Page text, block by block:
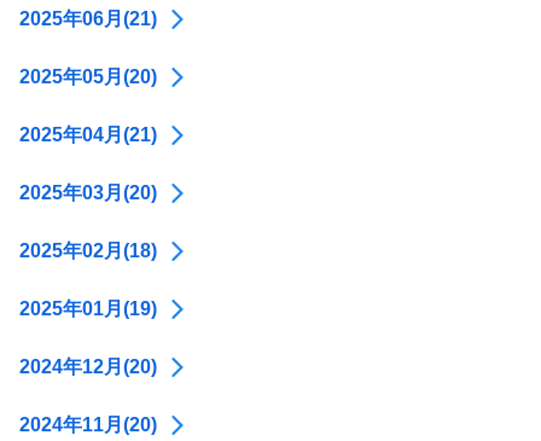
2025年06月(21)
2025年05月(20)
2025年04月(21)
2025年03月(20)
2025年02月(18)
2025年01月(19)
2024年12月(20)
2024年11月(20)